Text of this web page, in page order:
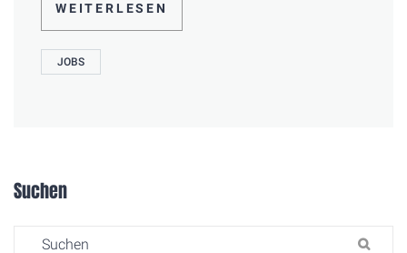
JOBS
WEITERLESEN
Suchen
Search for: